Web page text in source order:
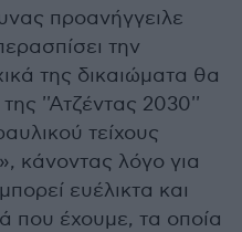
προανήγγειλε
την
της δικαιώματα θα
''Ατζέντας 2030''
τείχους
κάνοντας λόγο για
ευέλικτα και
που έχουμε, τα οποία